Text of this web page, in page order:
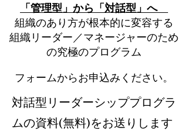
「管理型」から「対話型」へ
組織のあり方が根本的に変容する
組織リーダー／マネージャーのため
の究極のプログラム
フォームからお申込みください。
​対話型リーダーシッププログラ
ムの資料(無料)をお送りします​